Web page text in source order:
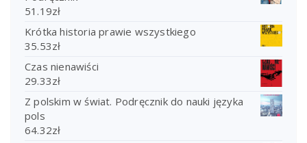
51.19zł
Krótka historia prawie wszystkiego
35.53zł
Czas nienawiści
29.33zł
Z polskim w świat. Podręcznik do nauki języka
pols
64.32zł